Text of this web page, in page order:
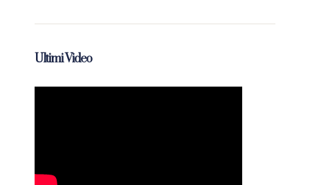
Ultimi Video